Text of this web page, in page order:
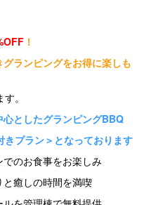
！
ランピングをお得に楽しも
。
としたグランピングBBQ
プラン＞となっております
のお食事をお楽しみ
癒しの時間を満喫